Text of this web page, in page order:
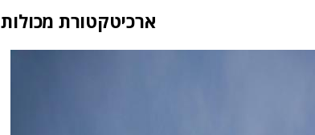
ארכיטקטורת מכולות